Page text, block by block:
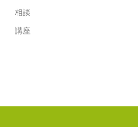
相談
講座